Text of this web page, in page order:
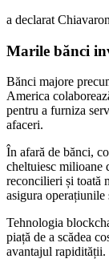
a declarat
Marile bănci
Bănci majore
America
pentru a furniza
afaceri.
În afară de bănci,
cheltuiesc milioane
reconcilieri și toată
asigura operațiunile
Tehnologia
piață de a scădea
avantajul rapidității.